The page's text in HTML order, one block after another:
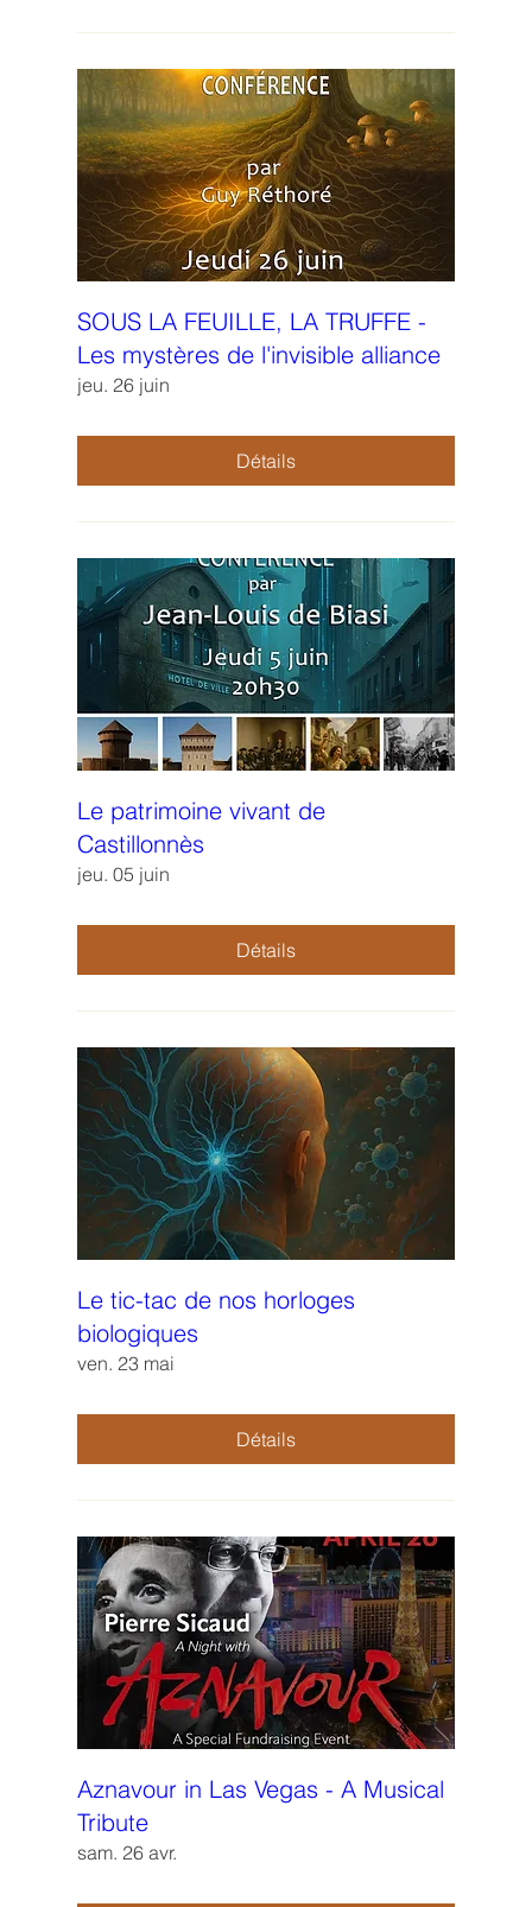
SOUS LA FEUILLE, LA TRUFFE -
Les mystères de l'invisible alliance
jeu. 26 juin
Détails
Le patrimoine vivant de
Castillonnès
jeu. 05 juin
Détails
Le tic-tac de nos horloges
biologiques
ven. 23 mai
Détails
Aznavour in Las Vegas - A Musical
Tribute
sam. 26 avr.